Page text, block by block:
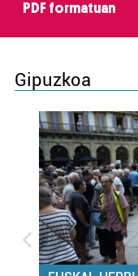
PDF formatuan
Gipuzkoa